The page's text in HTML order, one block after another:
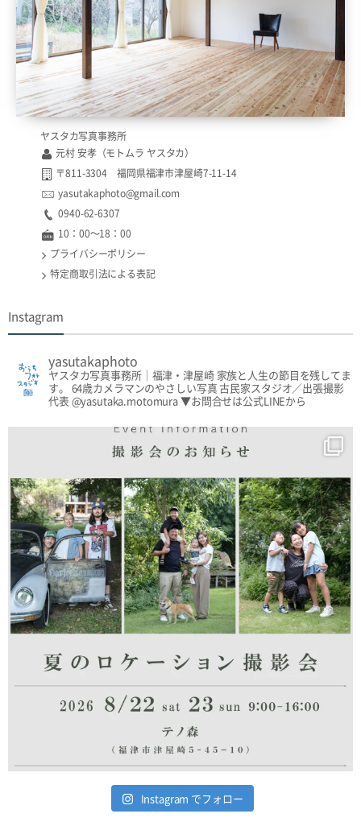
ヤスタカ写真事務所
元村 安孝（モトムラ ヤスタカ）
〒811-3304 福岡県福津市津屋崎7-11-14
yasutakaphoto@gmail.com
0940-62-6307​​
10：00〜18：00
プライバシーポリシー
特定商取引法による表記
Instagram
yasutakaphoto
ヤスタカ写真事務所｜福津・津屋崎家族と人生の節目を残してま
す。 64歳カメラマンのやさしい写真古民家スタジオ／出張撮影
代表 @yasutaka.motomura▼お問合せは公式LINEから
Instagram でフォロー